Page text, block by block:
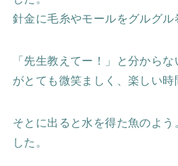
針金に毛糸やモールをグルグル
「先生教えてー！」と分から
がとても微笑ましく、楽しい時
そとに出ると水を得た魚のよう
した。